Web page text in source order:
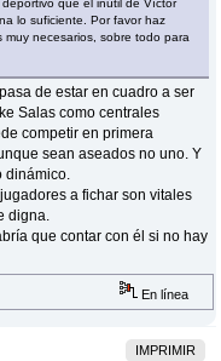
que el inútil de Víctor
lo suficiente. Por favor haz
necesarios, sobre todo para
de estar en cuadro a ser
Salas como centrales
competir en primera
sean aseados no uno. Y
dinámico.
a fichar son vitales
digna.
que contar con él si no hay
En línea
IMPRIMIR